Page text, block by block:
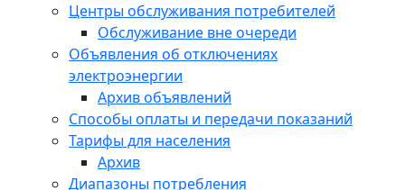
Центры обслуживания потребителей
Обслуживание вне очереди
Объявления об отключениях
электроэнергии
Архив объявлений
Способы оплаты и передачи показаний
Тарифы для населения
Архив
Диапазоны потребления